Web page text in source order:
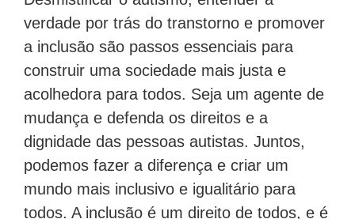
verdade por trás do transtorno e promover
a inclusão são passos essenciais para
construir uma sociedade mais justa e
acolhedora para todos. Seja um agente de
mudança e defenda os direitos e a
dignidade das pessoas autistas. Juntos,
podemos fazer a diferença e criar um
mundo mais inclusivo e igualitário para
todos. A inclusão é um direito de todos, e é